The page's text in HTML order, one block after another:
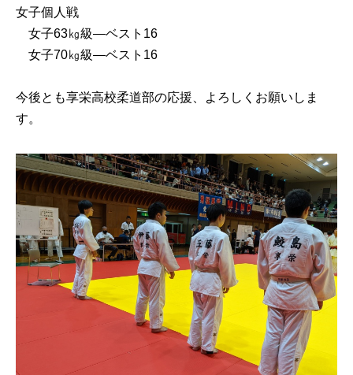
女子個人戦
女子63㎏級―ベスト16
女子70㎏級―ベスト16
今後とも享栄高校柔道部の応援、よろしくお願いしま
す。